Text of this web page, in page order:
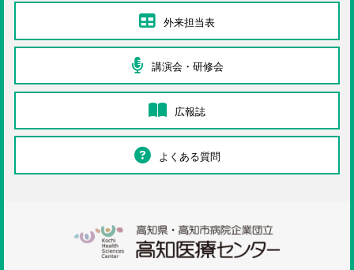
外来担当表
講演会・研修会
広報誌
よくある質問